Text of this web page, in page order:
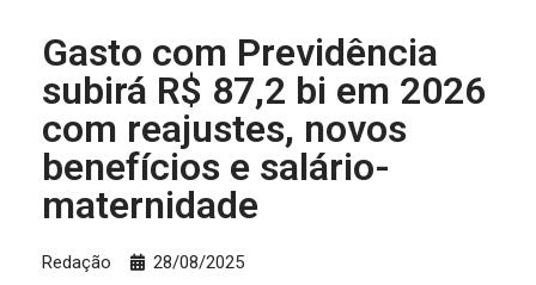
Gasto com Previdência
subirá R$ 87,2 bi em 2026
com reajustes, novos
benefícios e salário-
maternidade
Redação 28/08/2025